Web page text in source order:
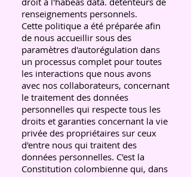
renseignements personnels.
Cette politique a été préparée afin
de nous accueillir sous des
paramètres d'autorégulation dans
un processus complet pour toutes
les interactions que nous avons
avec nos collaborateurs, concernant
le traitement des données
personnelles qui respecte tous les
droits et garanties concernant la vie
privée des propriétaires sur ceux
d'entre nous qui traitent des
données personnelles. C'est la
Constitution colombienne qui, dans